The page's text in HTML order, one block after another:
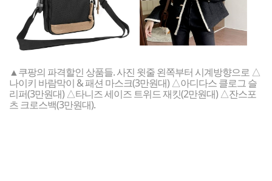
▲쿠팡의 파격할인 상품들. 사진 윗줄 왼쪽부터 시계방향으로 △
나이키 바람막이 & 패션 마스크(3만원대) △아디다스 클로그 슬
리퍼(3만원대) △타니즈 세이즈 트위드 재킷(2만원대) △잔스포
츠 크로스백(3만원대).